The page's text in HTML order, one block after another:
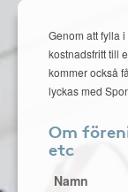
Genom att fylla
kostnadsfritt till
kommer också
lyckas med
Om
etc
Namn